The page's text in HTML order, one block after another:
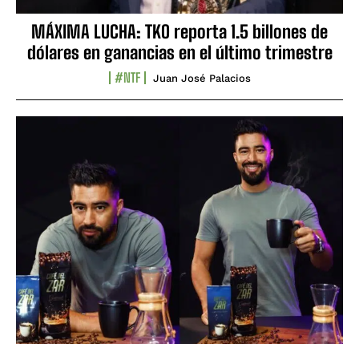
MÁXIMA LUCHA: TKO reporta 1.5 billones de
dólares en ganancias en el último trimestre
#NTF Juan José Palacios